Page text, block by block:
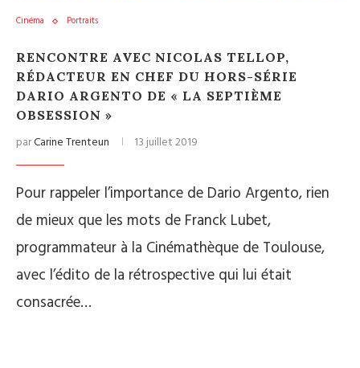
Cinéma Portraits
RENCONTRE AVEC NICOLAS TELLOP,
RÉDACTEUR EN CHEF DU HORS-SÉRIE
DARIO ARGENTO DE « LA SEPTIÈME
OBSESSION »
parCarine Trenteun 13 juillet 2019
Pour rappeler l’importance de Dario Argento, rien
de mieux que les mots de Franck Lubet,
programmateur à la Cinémathèque de Toulouse,
avec l’édito de la rétrospective qui lui était
consacrée…